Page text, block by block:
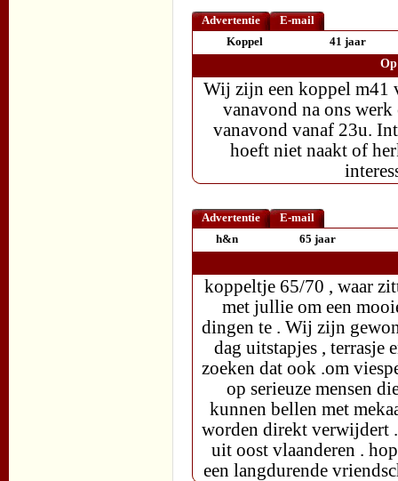
Advertentie
E-mail
Koppel
41 jaar
Wij zijn een koppel m41
vanavond na ons
vanavond vanaf 23u.
hoeft niet naakt of
Advertentie
E-mail
h&n
65 jaar
koppeltje 65/70 , waar
met jullie om een
dingen te . Wij zijn
dag uitstapjes , terrasje
zoeken dat ook .om
op serieuze mensen
kunnen bellen met
worden direkt verwijdert
uit oost vlaanderen .
een langdurende